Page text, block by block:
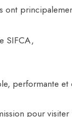
ont
SIFCA,
performante
pour